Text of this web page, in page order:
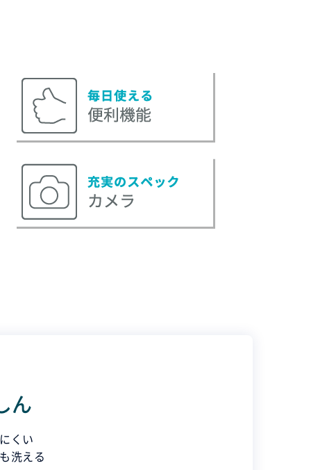
ん
くい
洗える